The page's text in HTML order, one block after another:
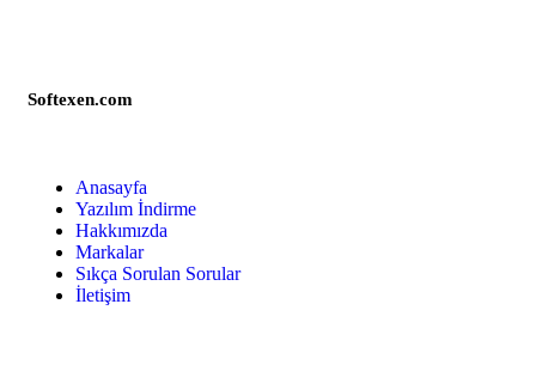
Softexen.com
Anasayfa
Yazılım İndirme
Hakkımızda
Markalar
Sıkça Sorulan Sorular
İletişim